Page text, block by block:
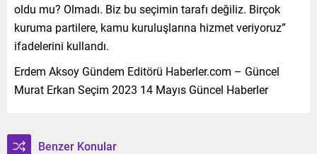
oldu mu? Olmadı. Biz bu seçimin tarafı değiliz. Birçok
kuruma partilere, kamu kuruluşlarına hizmet veriyoruz”
ifadelerini kullandı.
Erdem Aksoy Gündem Editörü Haberler.com – Güncel
Murat Erkan Seçim 2023 14 Mayıs Güncel Haberler
Benzer Konular